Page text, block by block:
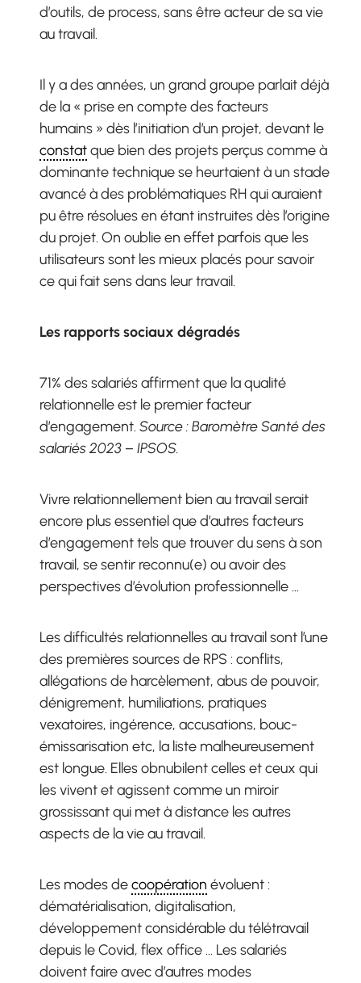
d’outils, de process, sans être acteur de sa vie
au travail.
Il y a des années, un grand groupe parlait déjà
de la « prise en compte des facteurs
humains » dès l’initiation d’un projet, devant le
constatque bien des projets perçus comme à
dominante technique se heurtaient à un stade
avancé à des problématiques RH qui auraient
pu être résolues en étant instruites dès l’origine
du projet. On oublie en effet parfois que les
utilisateurs sont les mieux placés pour savoir
ce qui fait sens dans leur travail.
Les rapports sociaux dégradés
71% des salariés affirment que la qualité
relationnelle est le premier facteur
d’engagement. Source : Baromètre Santé des
salariés 2023 – IPSOS.
Vivre relationnellement bien au travail serait
encore plus essentiel que d’autres facteurs
d’engagement tels que trouver du sens à son
travail, se sentir reconnu(e) ou avoir des
perspectives d’évolution professionnelle …
Les difficultés relationnelles au travail sont l’une
des premières sources de RPS : conflits,
allégations de harcèlement, abus de pouvoir,
dénigrement, humiliations, pratiques
vexatoires, ingérence, accusations, bouc-
émissarisation etc, la liste malheureusement
est longue. Elles obnubilent celles et ceux qui
les vivent et agissent comme un miroir
grossissant qui met à distance les autres
aspects de la vie au travail.
Les modes decoopération évoluent :
dématérialisation, digitalisation,
développement considérable du télétravail
depuis le Covid, flex office … Les salariés
doivent faire avec d’autres modes